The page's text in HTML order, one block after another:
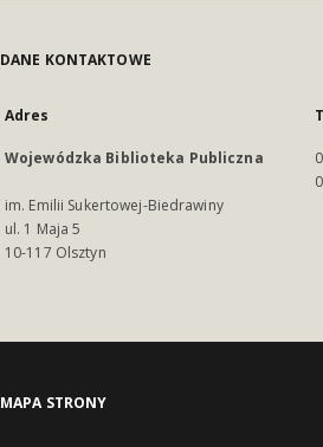
DANE KONTAKTOWE
Adres
Wojewódzka Biblioteka Publiczna
im. Emilii Sukertowej-Biedrawiny
ul. 1 Maja 5
10-117 Olsztyn
MAPA STRONY